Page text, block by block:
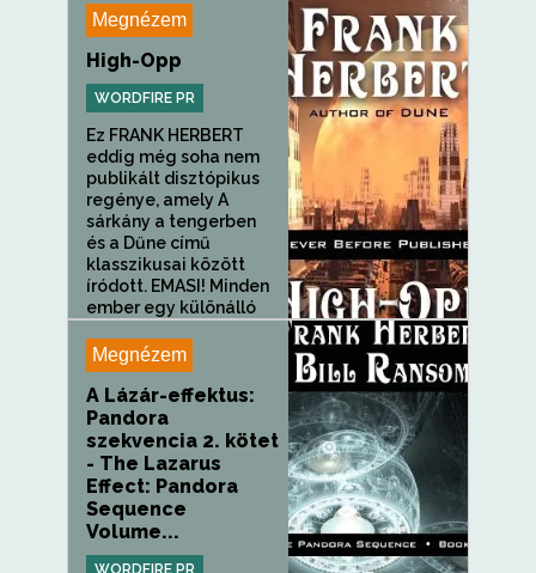
Megnézem
High-Opp
WORDFIRE PR
Ez FRANK HERBERT
eddig még soha nem
publikált disztópikus
regénye, amely A
sárkány a tengerben
és a Dűne című
klasszikusai között
íródott. EMASI! Minden
ember egy különálló
Megnézem
A Lázár-effektus:
Pandora
szekvencia 2. kötet
- The Lazarus
Effect: Pandora
Sequence
Volume...
WORDFIRE PR